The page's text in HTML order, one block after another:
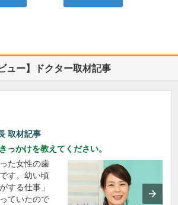
ュー】ドクター取材記事
取材記事
っかけを教えてください。
た女性の歯
す。幼い頃
する仕事」
ていたので